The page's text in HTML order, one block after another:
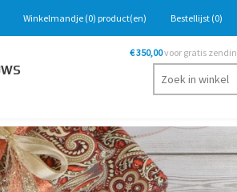
Winkelmandje (0) product(en) Bestellijst (0)
€ 350,00voor gratis